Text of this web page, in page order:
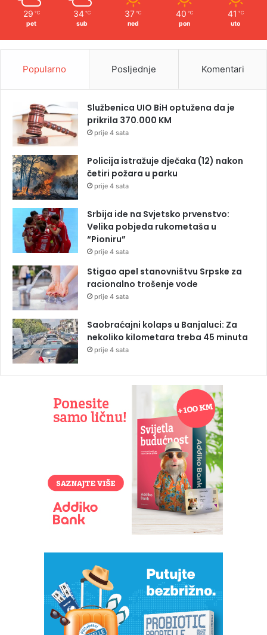
29 ℃
pet
34 ℃
sub
37 ℃
ned
40 ℃
pon
41 ℃
uto
Popularno Posljednje Komentari
Službenica UIO BiH optužena da je
prikrila 370.000 KM
prije 4 sata
Policija istražuje dječaka (12) nakon
četiri požara u parku
prije 4 sata
Srbija ide na Svjetsko prvenstvo:
Velika pobjeda rukometaša u
“Pioniru”
prije 4 sata
Stigao apel stanovništvu Srpske za
racionalno trošenje vode
prije 4 sata
Saobraćajni kolaps u Banjaluci: Za
nekoliko kilometara treba 45 minuta
prije 4 sata